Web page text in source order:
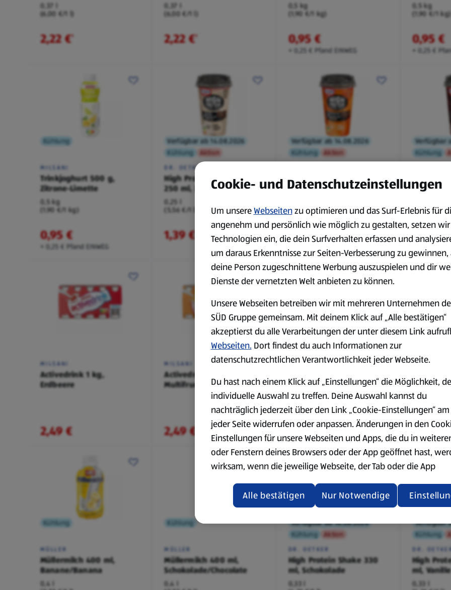
0,37 l
(6,00 €/1 l)
2,22 €¹
0,37 l
(6,00 €/1 l)
2,22 €¹
0,5 kg
(1,90 €/1 kg)
0,95 €
+ 0,25 € Pfand EINWEG
0,5 kg
(1,90 €/1 kg)
0,95 €
+ 0,25 €
Kühlung
MILSANI
Trinkjoghurt 500 g,
Zitrone-Limette
0,5 kg
(1,90 €/1 kg)
0,95 €
+ 0,25 € Pfand EINWEG
Verfügbar ab 14.08.2026
Kühlung
Aktion
DR. OETKER
High Protein Kaffeedrink
250 ml, Latte Macchiato
0,25 l
(5,56 €/1 l)
1,39 €
Verfügbar ab 14.08.2026
Kühlung
Aktion
High Protein Kaffeedrink
250 ml, Caramel
(5,56 €/1 l)
1,39 €
Verfügbar
Kühlung
High
250 ml,
(5,56 €/1 l)
1,39 €
MILSANI
Activedrink 1 kg,
Erdbeere
2,49 €
MILSANI
Activedrink 1 kg,
Multifrucht
2,49 €
Verfügbar seit 07.08.2026
Aktion
Kühlung
STARBUCKS
Coffee
0,25 l
(5,96 €/1 l)
1,49 €¹
Verfügbar
STARBUCKS
Vanilla
0,25 l
(5,96 €/1 l)
1,49 €¹
Kühlung
MÜLLER
Müllermilch 400 ml,
Banane/Banana
0,4 l
Kühlung
MÜLLER
Müllermilch 400 ml,
Schokolade/Chocolate
0,4 l
Verfügbar ab 14.08.2026
Kühlung
Aktion
DR. OETKER
High Protein Shake 330
ml, Schokolade
0,33 l
Verfügbar
Kühlung
DR. OETKER
High
ml, Vanille
0,33 l
Cookie- und Datenschutzeinstellungen
Um unsereWebseitenzu optimieren und das Surf-Erlebnis für
angenehm und persönlich wie möglich zu gestalten, setzen wir
Technologien ein, die dein Surfverhalten erfassen und
um daraus Erkenntnisse zur Seiten-Verbesserung zu gewinnen,
deine Person zugeschnittene Werbung auszuspielen und dir
Dienste der vernetzten Welt anbieten zu können.
Unsere Webseiten betreiben wir mit mehreren Unternehmen
SÜD Gruppe gemeinsam. Mit deinem Klick auf „Alle bestätigen“
akzeptierst du alle Verarbeitungen der unter diesem Link
Webseiten. Dort findest du auch Informationen zur
datenschutzrechtlichen Verantwortlichkeit jeder Webseite.
Du hast nach einem Klick auf „Einstellungen“ die Möglichkeit,
individuelle Auswahl zu treffen. Deine Auswahl kannst du
nachträglich jederzeit über den Link „Cookie-Einstellungen“
jeder Seite widerrufen oder anpassen. Änderungen in den
Einstellungen für unsere Webseiten und Apps, die du in
oder Fenstern deines Browsers oder der App geöffnet hast,
wirksam, wenn die jeweilige Webseite, der Tab oder die App
aktualisiert oder geschlossen und anschließend wieder geöffnet
Datenschutzerklärung zur Verfügung.
Übersicht der Webseitenbetreiber und Datenschutzerklärungen
Nur Notwendige
Alle bestätigen